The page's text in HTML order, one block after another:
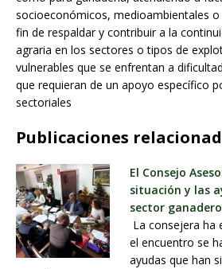
socioeconómicos, medioambientales
fin de respaldar y contribuir a la
agraria en los sectores o tipos de
vulnerables que se enfrentan a
que requieran de un apoyo específico
sectoriales
Publicaciones
El Consejo
situación y las
sector
La consejera ha
el encuentro se
ayudas que han